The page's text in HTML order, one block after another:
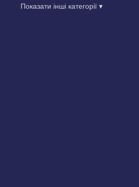
Показати інші категорії ▾